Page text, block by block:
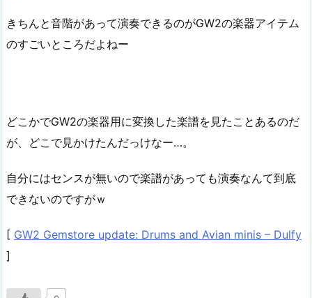
きちんと音階があって演奏できるのがGW2の楽器アイテム
のすごいところだよねー
どこかでGW2の楽器用に変換した楽譜を見たことあるのだ
が、どこで見かけたんだっけなー…。
自分にはセンスが無いので楽譜があっても演奏なんて到底
できないのですがｗ
[ GW2 Gemstore update: Drums and Avian minis – Dulfy
]